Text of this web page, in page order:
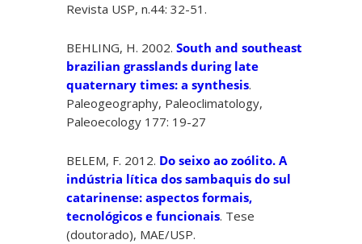
Revista USP, n.44: 32-51.
BEHLING, H. 2002.South and southeast
brazilian grasslands during late
quaternary times: a synthesis.
Paleogeography, Paleoclimatology,
Paleoecology 177: 19-27
BELEM, F. 2012. Do seixo ao zoólito. A
indústria lítica dos sambaquis do sul
catarinense: aspectos formais,
tecnológicos e funcionais. Tese
(doutorado), MAE/USP.